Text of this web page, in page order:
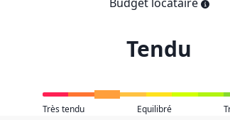
Tendu
Très tendu Equilibré